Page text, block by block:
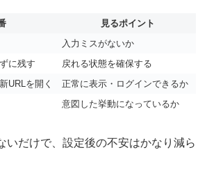
見るポイント
入力ミスがないか
に残す
戻れる状態を確保する
URLを開く
正常に表示・ログインできるか
意図した挙動になっているか
いだけで、設定後の不安はかなり減ら